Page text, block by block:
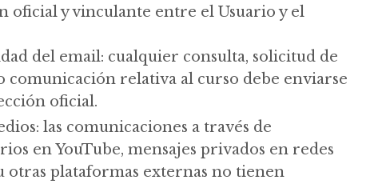
oficial y vinculante entre el Usuario y el
del email: cualquier consulta, solicitud de
comunicación relativa al curso debe enviarse
oficial.
las comunicaciones a través de
en YouTube, mensajes privados en redes
otras plataformas externas no tienen